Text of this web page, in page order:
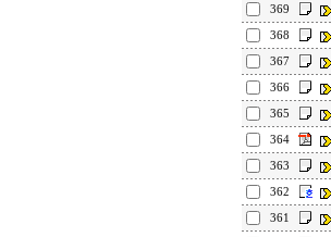
369
368
367
366
365
364
363
362
361